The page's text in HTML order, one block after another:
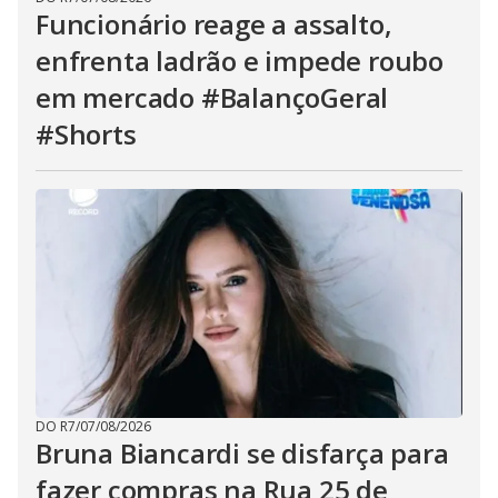
Funcionário reage a assalto,
enfrenta ladrão e impede roubo
em mercado #BalançoGeral
#Shorts
DO R7/07/08/2026
Bruna Biancardi se disfarça para
fazer compras na Rua 25 de